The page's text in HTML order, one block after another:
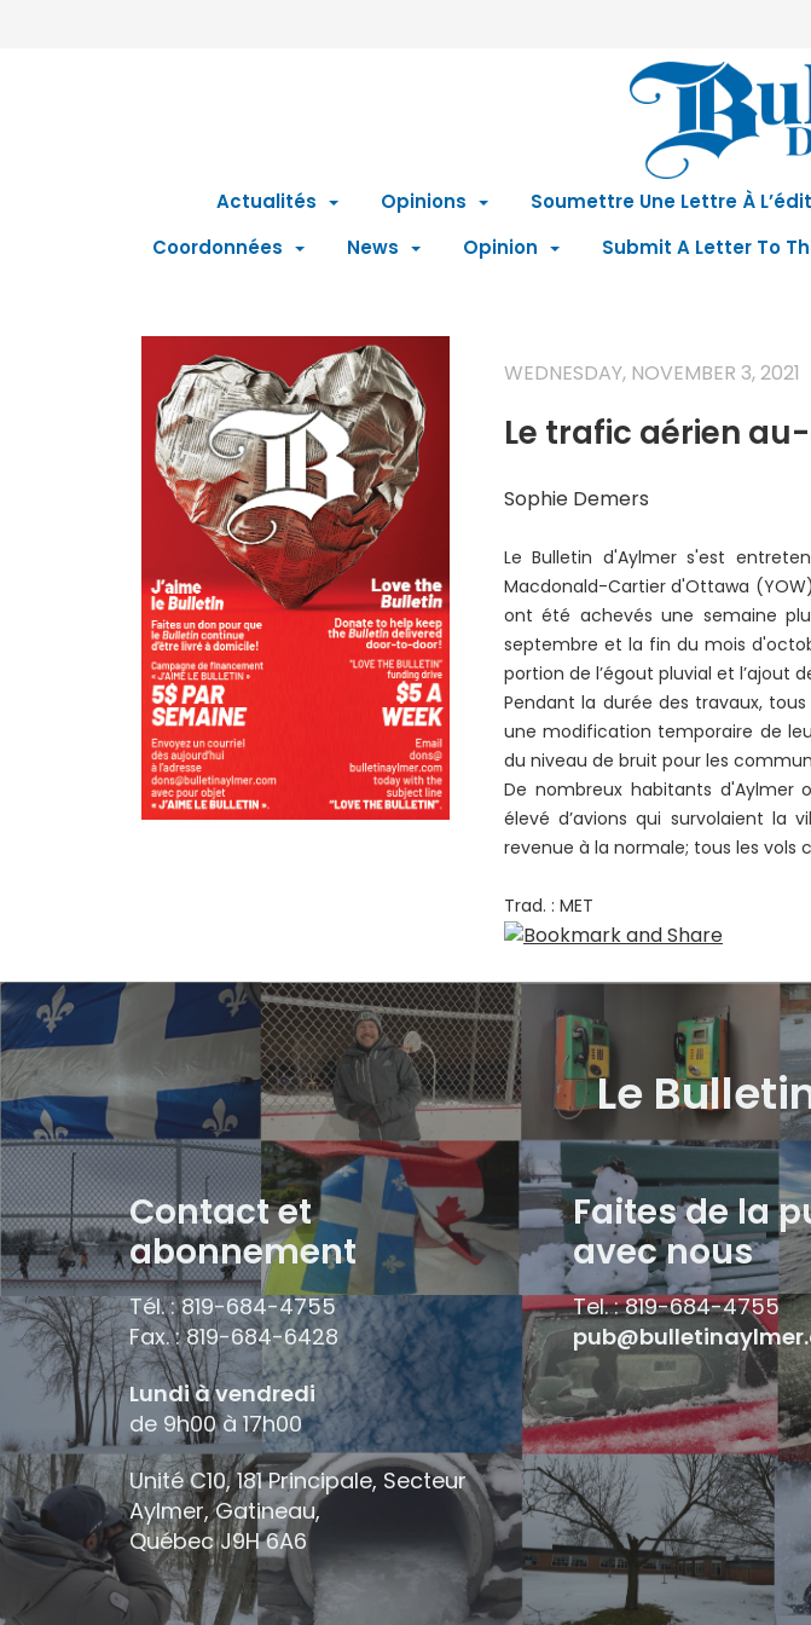
Actualités Opinions Soumettre Une Lettre À
Coordonnées
News Opinion Submit A Letter To
WEDNESDAY, NOVEMBER 3, 2021
Le trafic aérien
Sophie Demers
Le Bulletin d'Aylmer s'est
Macdonald-Cartier d'Ottawa
ont été achevés une semaine
septembre et la fin du mois
portion de l’égout pluvial et l’ajout
Pendant la durée des travaux,
une modification temporaire de
du niveau de bruit pour les
De nombreux habitants d'Aylmer
élevé d’avions qui survolaient la
revenue à la normale; tous les vols
Trad. : MET
Le
Contact et
abonnement
Tél. : 819-684-4755
Fax. : 819-684-6428
Lundi à vendredi
de 9h00 à 17h00
Unité C10, 181 Principale, Secteur
Aylmer, Gatineau,
QuébecJ9H 6A6
Faites de la
avec nous
Tel. : 819-684-4755